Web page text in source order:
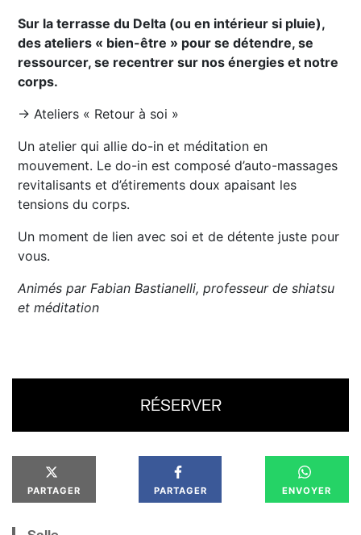
Sur la terrasse du Delta (ou en intérieur si pluie),
des ateliers « bien-être » pour se détendre, se
ressourcer, se recentrer sur nos énergies et notre
corps.
→ Ateliers « Retour à soi »
Un atelier qui allie do-in et méditation en
mouvement. Le do-in est composé d’auto-massages
revitalisants et d’étirements doux apaisant les
tensions du corps.
Un moment de lien avec soi et de détente juste pour
vous.
Animés par Fabian Bastianelli, professeur de shiatsu
et méditation
RÉSERVER
PARTAGER PARTAGER ENVOYER